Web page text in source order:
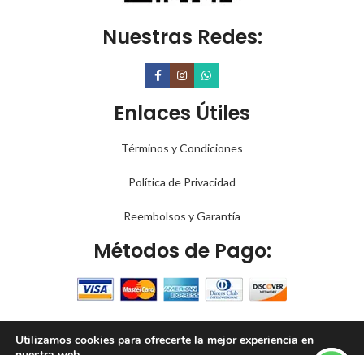
Nuestras Redes:
Enlaces Útiles
Términos y Condiciones
Política de Privacidad
Reembolsos y Garantía
Métodos de Pago:
PARA OFERTAS Y PROMOCIONES
Utilizamos cookies para ofrecerte la mejor experiencia en